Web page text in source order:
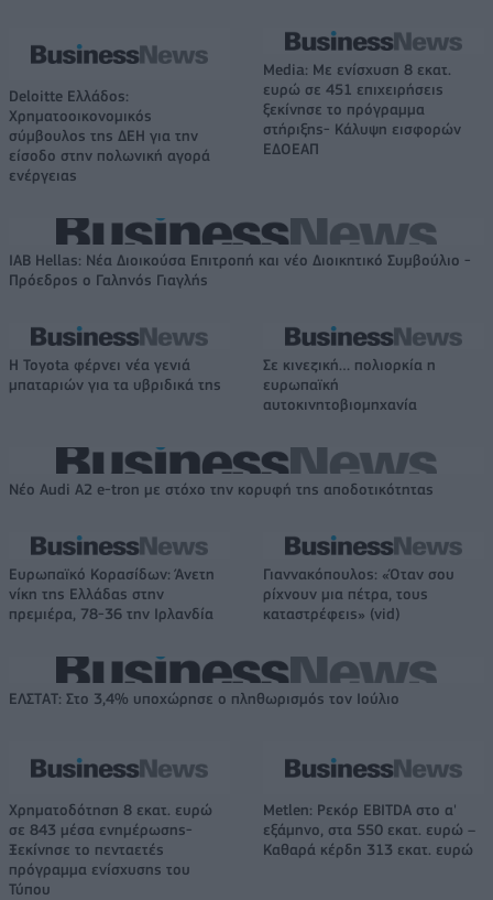
Deloitte Ελλάδος:
Χρηματοοικονομικός
σύμβουλος της ΔΕΗ για την
είσοδο στην πολωνική αγορά
ενέργειας
Media: Με ενίσχυση 8 εκατ.
ευρώ σε 451 επιχειρήσεις
ξεκίνησε το πρόγραμμα
στήριξης- Κάλυψη εισφορών
ΕΔΟΕΑΠ
IAB Hellas: Νέα Διοικούσα Επιτροπή και νέο Διοικητικό Συμβούλιο -
Πρόεδρος ο Γαληνός Γιαγλής
Η Toyota φέρνει νέα γενιά
μπαταριών για τα υβριδικά της
Σε κινεζική… πολιορκία η
ευρωπαϊκή
αυτοκινητοβιομηχανία
Νέο Audi A2 e-tron με στόχο την κορυφή της αποδοτικότητας
Ευρωπαϊκό Κορασίδων: Άνετη
νίκη της Ελλάδας στην
πρεμιέρα, 78-36 την Ιρλανδία
Γιαννακόπουλος: «Όταν σου
ρίχνουν μια πέτρα, τους
καταστρέφεις» (vid)
ΕΛΣΤΑΤ: Στο 3,4% υποχώρησε ο πληθωρισμός τον Ιούλιο
Χρηματοδότηση 8 εκατ. ευρώ
σε 843 μέσα ενημέρωσης-
Ξεκίνησε το πενταετές
πρόγραμμα ενίσχυσης του
Τύπου
Metlen: Ρεκόρ EBITDA στο α'
εξάμηνο, στα 550 εκατ. ευρώ –
Καθαρά κέρδη 313 εκατ. ευρώ